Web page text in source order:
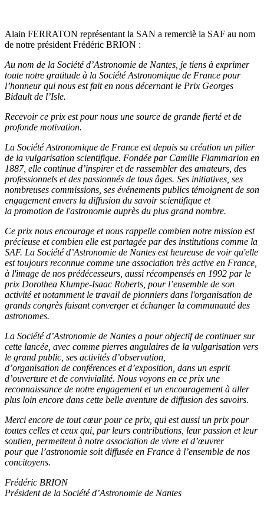
Alain FERRATON représentant la SAN a remerciè la SAF au nom
de notre président Frédéric BRION :
Au nom de la Société d’Astronomie de Nantes, je tiens à exprimer
toute notre gratitude à la SociétéAstronomique de France pour
l’honneur qui nous est fait en nous décernant le Prix Georges
Bidaultde l’Isle.
Recevoir ce prix est pour nous une source de grande fierté et de
profonde motivation.
La Société Astronomique de France est depuis sa création un pilier
de la vulgarisation scientifique. Fondée par Camille Flammarion en
1887, elle continue d’inspirer et de rassembler des amateurs, des
professionnels et des passionnés de tous âges. Ses initiatives, ses
nombreuses commissions, ses événements publics témoignent de son
engagement envers la diffusion du savoir scientifique et
la promotion de l'astronomie auprès du plus grand nombre.
Ce prix nous encourage et nous rappelle combien notre mission est
précieuse et combien elle estpartagée par des institutions comme la
SAF. La Société d’Astronomie de Nantes est heureuse de voir qu'elle
est toujours reconnue comme une association très active en France,
à l'image de nos prédécesseurs, aussi récompensés en 1992 par le
prix Dorothea Klumpe-Isaac Roberts, pour l’ensemble de son
activité et notamment le travail de pionniers dans l'organisation de
grands congrès faisant converger et échanger la communauté des
astronomes.
La Société d’Astronomie de Nantes a pour objectif de continuer sur
cette lancée, avec comme pierres angulaires de la vulgarisation vers
le grand public, ses activités d’observation,
d’organisation de conférences et d’exposition, dans un esprit
d’ouverture et de convivialité. Nous voyons en ce prix une
reconnaissance de notre engagement et un encouragement à aller
plus loin encore dans cette belle aventure de diffusion des savoirs.
Merci encore de tout cœur pour ce prix, qui est aussi un prix pour
toutes celles et ceux qui, par leurs contributions, leur passion et leur
soutien, permettent à notre association de vivre et d’œuvrer
pourque l’astronomie soit diffusée en France à l’ensemble de nos
concitoyens.
Frédéric BRION
Président de la Société d’Astronomie de Nantes